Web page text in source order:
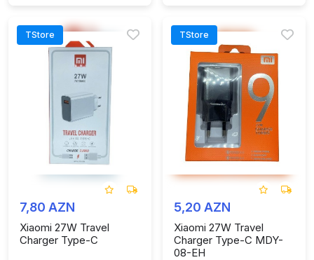
TStore
7,80 AZN
Xiaomi 27W Travel
Charger Type-C
TStore
5,20 AZN
Xiaomi 27W Travel
Charger Type-C MDY-
08-EH